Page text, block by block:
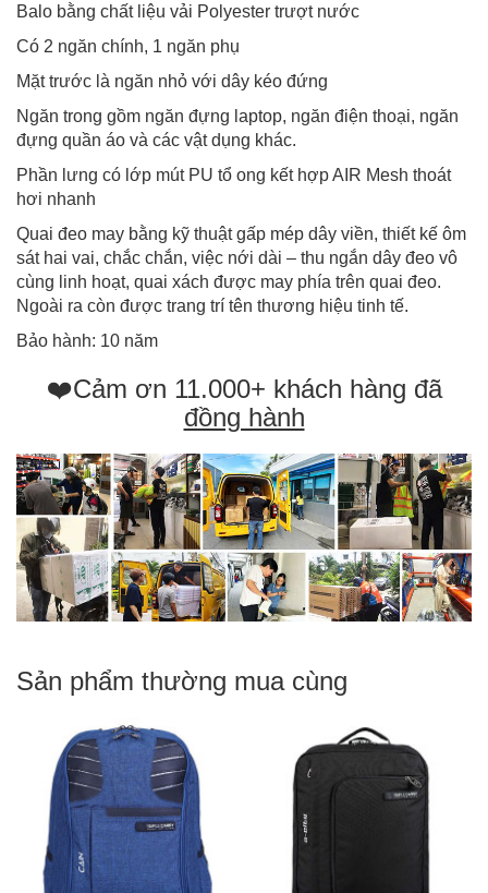
Balo bằng chất liệu vải Polyester trượt nước
Có 2 ngăn chính, 1 ngăn phụ
Mặt trước là ngăn nhỏ với dây kéo đứng
Ngăn trong gồm ngăn đựng laptop, ngăn điện thoại, ngăn
đựng quần áo và các vật dụng khác.
Phần lưng có lớp mút PU tổ ong kết hợp AIR Mesh thoát
hơi nhanh
Quai đeo may bằng kỹ thuật gấp mép dây viền, thiết kế ôm
sát hai vai, chắc chắn, việc nới dài – thu ngắn dây đeo vô
cùng linh hoạt, quai xách được may phía trên quai đeo.
Ngoài ra còn được trang trí tên thương hiệu tinh tế.
Bảo hành: 10 năm
❤️Cảm ơn 11.000+ khách hàng đã
đồng hành
Sản phẩm thường mua cùng